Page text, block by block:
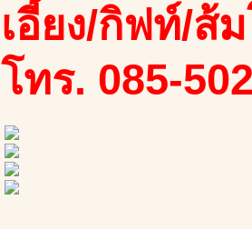
เอี้ยง/กิฟท์/ส้
โทร. 085-